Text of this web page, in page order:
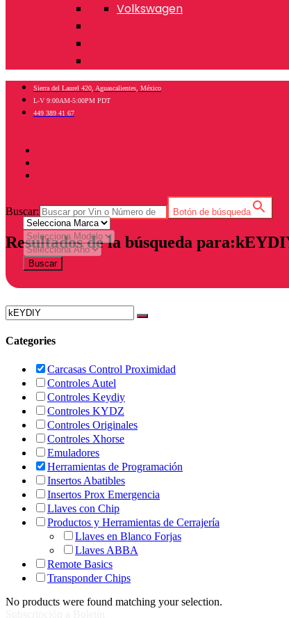
Volkswagen
Sierra del Laurel 420, Aguascalientes, México
L-V 9:00AM-5:00PM PDT
449 389 41 67
Buscar: Botón de búsqueda
Resultados de la búsqueda
Buscar
Categories
Carcasas Control Proximidad
Controles Autel
Controles Keydiy
Controles KYDZ
Controles Originales
Controles Xhorse
Emuladores
Herramientas de Programación
Insertos Abatibles
Insertos Prox Emergencia
Llaves con Chip
Productos y Herramientas de Cerrajería
Llaves en Blanco Forjas
Llaves ABBA
Remote Basics
Transponder Chips
No products were found matching your selection.